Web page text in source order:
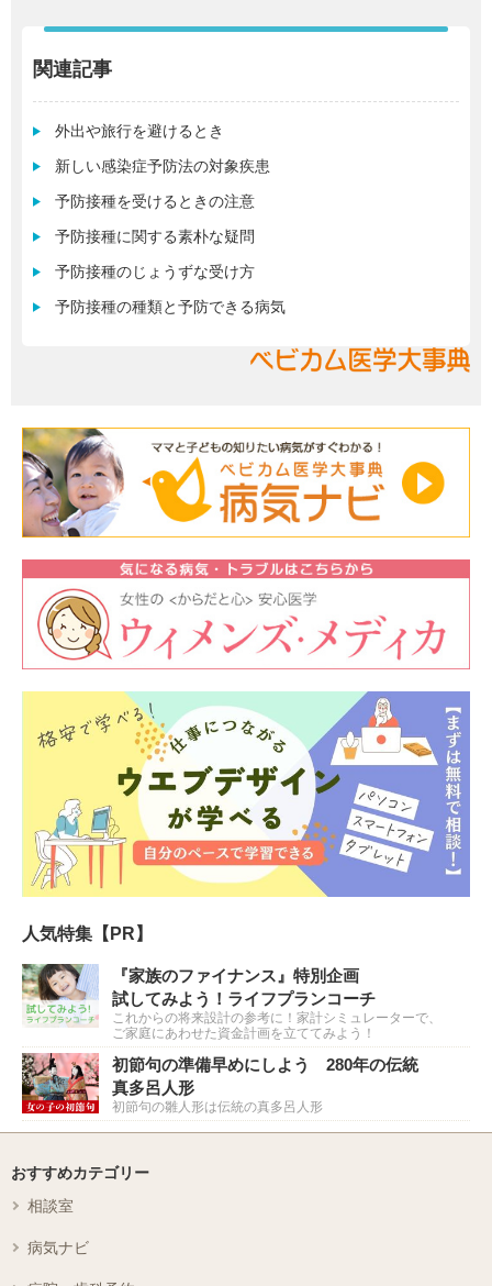
関連記事
外出や旅行を避けるとき
新しい感染症予防法の対象疾患
予防接種を受けるときの注意
予防接種に関する素朴な疑問
予防接種のじょうずな受け方
予防接種の種類と予防できる病気
人気特集【PR】
『家族のファイナンス』特別企画
試してみよう！ライフプランコーチ
これからの将来設計の参考に！家計シミュレーターで、
ご家庭にあわせた資金計画を立ててみよう！
初節句の準備早めにしよう 280年の伝統
真多呂人形
初節句の雛人形は伝統の真多呂人形
おすすめカテゴリー
相談室
病気ナビ